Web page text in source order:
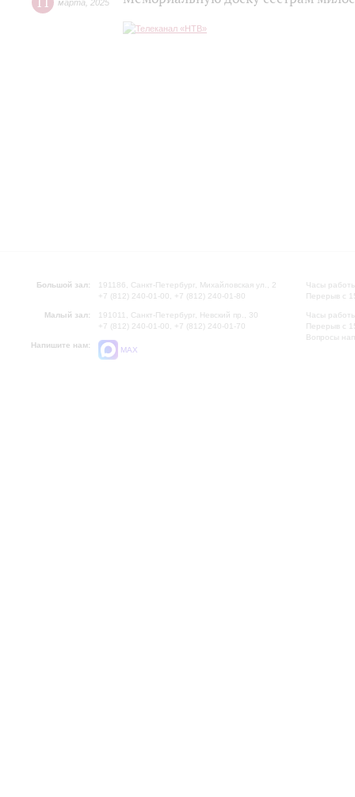
марта 2025
Большой зал:
191186, Санкт-Петербург, Михайловская ул., 2
+7 (812) 240-01-00, +7 (812) 240-01-80
Малый зал:
191011, Санкт-Петербург, Невский пр., 30
+7 (812) 240-01-00, +7 (812) 240-01-70
Напишите нам:
MAX
Часы
Перерыв с
Часы
Перерыв с
Вопросы